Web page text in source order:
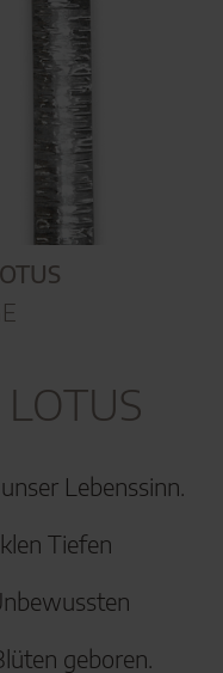
Lebenssinn.
Tiefen
geboren.